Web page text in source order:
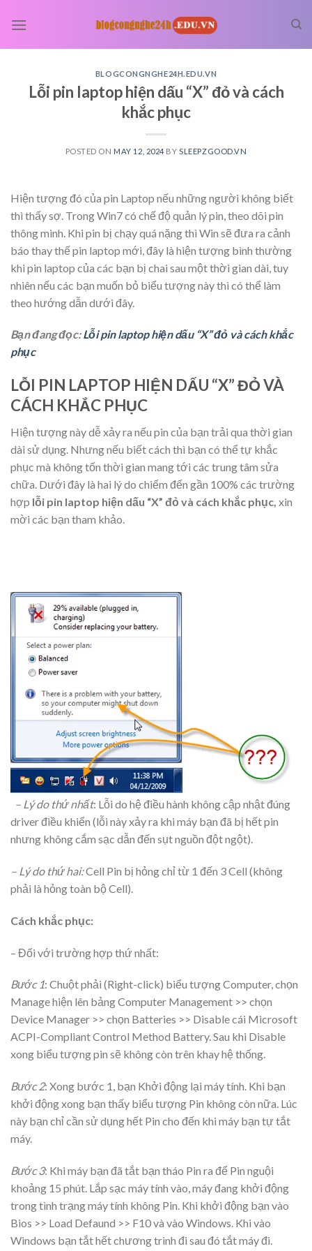
BLOGCONGNGHE24H.EDU.VN
Lỗi pin laptop hiện dấu “X” đỏ và cách
khắc phục
POSTED ON MAY 12, 2024 BY SLEEPZGOOD.VN
Hiện tượng đó của pin Laptop nếu những người không biết
thì thấy sợ. Trong Win7 có chế độ quản lý pin, theo dõi pin
thông minh. Khi pin bị chạy quá nặng thì Win sẽ đưa ra cảnh
báo thay thế pin laptop mới, đây là hiện tượng bình thường
khi pin laptop của các bạn bị chai sau một thời gian dài, tuy
nhiên nếu các bạn muốn bỏ biểu tượng này thì có thể làm
theo hướng dẫn dưới đây.
Bạn đang đọc:Lỗi pin laptop hiện dấu “X” đỏ và cách khắc
phục
LỖI PIN LAPTOP HIỆN DẤU “X” ĐỎ VÀ
CÁCH KHẮC PHỤC
Hiện tượng này dễ xảy ra nếu pin của bạn trải qua thời gian
dài sử dụng. Nhưng nếu biết cách thì bạn có thể tự khắc
phục mà không tốn thời gian mang tới các trung tâm sửa
chữa. Dưới đây là hai lý do chiếm đến gần 100% các trường
hợp lỗi pin laptop hiện dấu “X” đỏ và cách khắc phục, xin
mời các bạn tham khảo.
– Lý do thứ nhất: Lỗi do hệ điều hành không cập nhật đúng
driver điều khiển (lỗi này xảy ra khi máy bạn đã bị hết pin
nhưng không cắm sạc dẫn đến sụt nguồn đột ngột).
– Lý do thứ hai:Cell Pin bị hỏng chỉ từ 1 đến 3 Cell (không
phải là hỏng toàn bộ Cell).
Cách khắc phục:
– Đối với trường hợp thứ nhất:
Bước 1: Chuột phải (Right-click) biểu tượng Computer, chọn
Manage hiện lên bảng Computer Management >> chọn
Device Manager >> chọn Batteries >> Disable cái Microsoft
ACPI-Compliant Control Method Battery. Sau khi Disable
xong biểu tượng pin sẽ không còn trên khay hệ thống.
Bước 2: Xong bước 1, bạn Khởi động lại máy tính. Khi bạn
khởi động xong bạn thấy biểu tượng Pin không còn nữa. Lúc
này bạn chỉ cần sử dụng hết Pin cho đến khi máy bạn tự tắt
máy.
Bước 3: Khi máy bạn đã tắt bạn tháo Pin ra để Pin nguội
khoảng 15 phút. Lắp sạc máy tính vào, máy đang khởi động
trong tình trạng máy tính không Pin. Khi khởi động bạn vào
Bios >> Load Defaund >> F10 và vào Windows. Khi vào
Windows bạn tắt hết chương trình đi sau đó tắt máy đi.